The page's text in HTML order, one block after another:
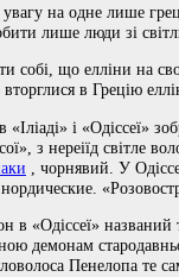
увагу на одне лише
лише люди зі
собі, що елліни на
в Грецію
«Іліаді» і «Одіссеї»
з нереіїд світле
, чорнявий. У
в «Одіссеї»
демонам
Пенелопа те